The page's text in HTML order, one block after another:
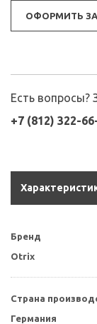
ОФОРМИТЬ
Есть вопросы?
+7 (812) 322-
Бренд
Otrix
Страна
Германия